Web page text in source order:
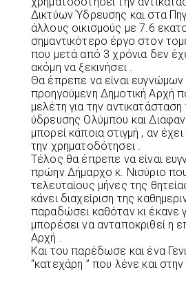
Δικτύων Ύδρευσης και στα
άλλους οικισμούς με 7.6
σημαντικότερο έργο στον
που μετά από 3 χρόνια δεν
ακόμη να ξεκινήσει .
Θα έπρεπε να είναι ευγνώμων
προηγούμενη Δημοτική Αρχή
μελέτη για την
ύδρευσης Ολύμπου και
μπορεί κάποια στιγμή , αν
την χρηματοδότησει .
Τέλος θα έπρεπε να είναι
πρώην Δήμαρχο κ. Νισύριο
τελευταίους μήνες της
κάνει διαχείριση της
παραδώσει καθόταν κι έκανε
μπορέσει να ανταποκριθεί η
Αρχή .
Και του παρέδωσε και ένα
“κατεχάρη ” που λένε και